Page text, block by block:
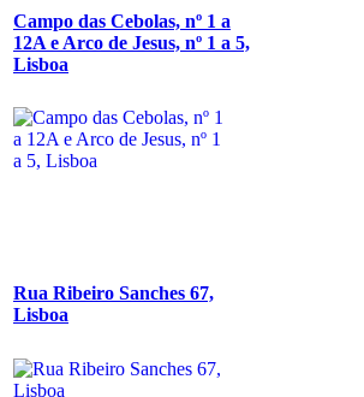
Campo das Cebolas, nº 1 a
12A e Arco de Jesus, nº 1 a 5,
Lisboa
Rua Ribeiro Sanches 67,
Lisboa